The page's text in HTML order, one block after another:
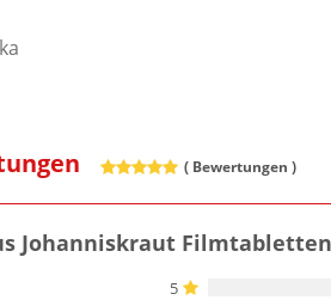
( Bewertungen )
Johanniskraut Filmtabletten
5